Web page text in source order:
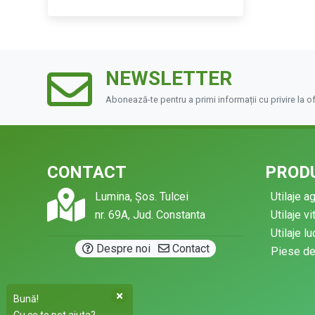
NEWSLETTER
Abonează-te pentru a primi informații cu privire la
CONTACT
Lumina, Șos. Tulcei
nr. 69A, Jud. Constanta
Despre noi· Contact
Utilaje
Utilaje
Utilaje
Piese
Bună!